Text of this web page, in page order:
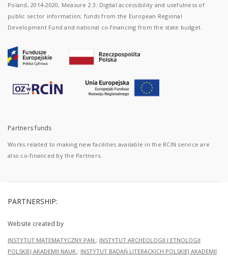
Poland, 2014-2020, Measure 2.3: Digital accessibility and usefulness of
public sector information; funds from the European Regional
Development Fund and national co-financing from the state budget.
Partners funds
Works related to making new facilities available in the RCIN service are
also co-financed by the Partners.
PARTNERSHIP:
Website created by
INSTYTUT MATEMATYCZNY PAN ; INSTYTUT ARCHEOLOGII I ETNOLOGII
POLSKIEJ AKADEMII NAUK ; INSTYTUT BADAŃ LITERACKICH POLSKIEJ AKADEMII